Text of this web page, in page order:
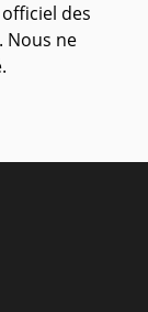
des
Nous ne